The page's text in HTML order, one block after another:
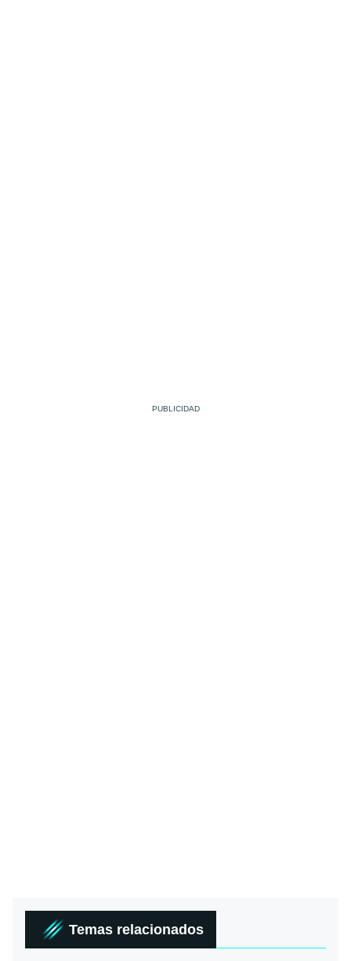
Temas relacionados